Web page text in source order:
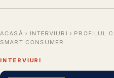
ACASĂ › INTERVIURI › PROFILUL
SMART CONSUMER
INTERVIURI